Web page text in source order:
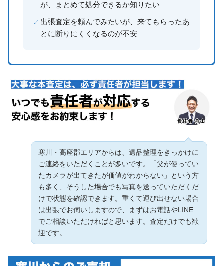
が、まとめて処分できるか知りたい
出張査定を頼んでみたいが、来てもらったあ
とに断りにくくなるのが不安
寒川・高座郡エリアからは、遺品整理をきっかけに
ご連絡をいただくことが多いです。「父が使ってい
たカメラが出てきたが価値がわからない」という方
も多く、そうした場合でも写真を送っていただくだ
けで状態を確認できます。重くて運び出せない場合
は出張でお伺いしますので、まずはお電話やLINE
でご相談いただければと思います。査定だけでも歓
迎です。